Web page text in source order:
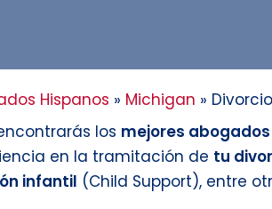
Hispanos » Michigan » Divorcio
los mejores
en la tramitación de tu
infantil (Child Support), entre